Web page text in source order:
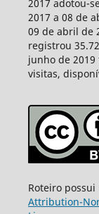
2017 adotou-
2017 a 08 de
09 de abril de
registrou
junho de
visitas,
Roteiro possui
Attribution-